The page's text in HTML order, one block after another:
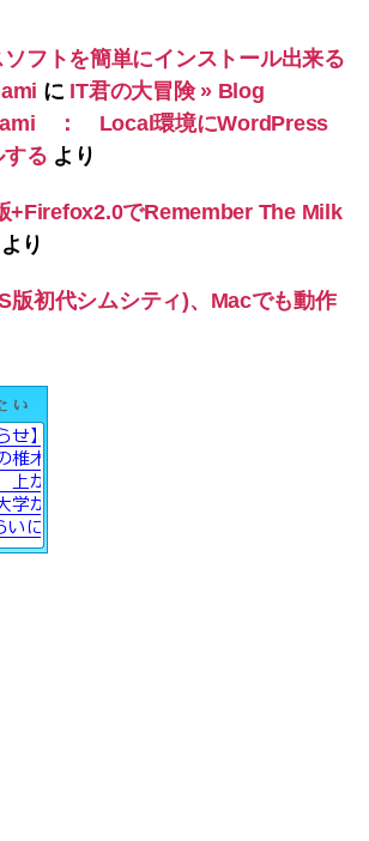
フトを簡単にインストール出来る
に IT君の大冒険 » Blog
： Local環境にWordPress
する より
+Firefox2.0でRemember The Milk
より
版初代シムシティ)、Macでも動作